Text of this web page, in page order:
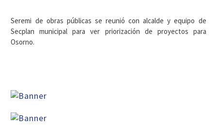
Seremi de obras públicas se reunió con alcalde y equipo de
Secplan municipal para ver priorización de proyectos para
Osorno.